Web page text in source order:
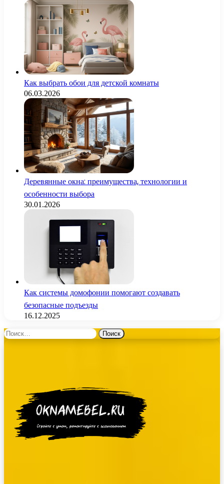
Как выбрать обои для детской комнаты
06.03.2026
Деревянные окна: преимущества, технологии и
особенности выбора
30.01.2026
Как системы домофонии помогают создавать
безопасные подъезды
16.12.2025
Найти: